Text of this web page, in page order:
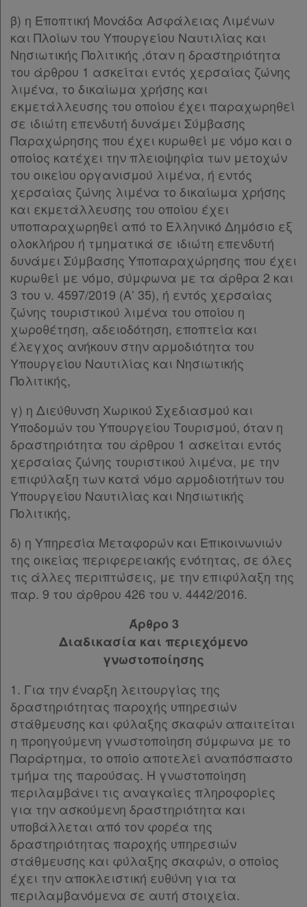
β) η Εποπτική Μονάδα Ασφάλειας Λιμένων
και Πλοίων του Υπουργείου Ναυτιλίας και
Νησιωτικής Πολιτικής ,όταν η δραστηριότητα
του άρθρου 1 ασκείται εντός χερσαίας ζώνης
λιμένα, το δικαίωμα χρήσης και
εκμετάλλευσης του οποίου έχει παραχωρηθεί
σε ιδιώτη επενδυτή δυνάμει Σύμβασης
Παραχώρησης που έχει κυρωθεί με νόμο και ο
οποίος κατέχει την πλειοψηφία των μετοχών
του οικείου οργανισμού λιμένα, ή εντός
χερσαίας ζώνης λιμένα το δικαίωμα χρήσης
και εκμετάλλευσης του οποίου έχει
υποπαραχωρηθεί από το Ελληνικό Δημόσιο εξ
ολοκλήρου ή τμηματικά σε ιδιώτη επενδυτή
δυνάμει Σύμβασης Υποπαραχώρησης που έχει
κυρωθεί με νόμο, σύμφωνα με τα άρθρα 2 και
3 του ν. 4597/2019 (Α’ 35), ή εντός χερσαίας
ζώνης τουριστικού λιμένα του οποίου η
χωροθέτηση, αδειοδότηση, εποπτεία και
έλεγχος ανήκουν στην αρμοδιότητα του
Υπουργείου Ναυτιλίας και Νησιωτικής
Πολιτικής,
γ) η Διεύθυνση Χωρικού Σχεδιασμού και
Υποδομών του Υπουργείου Τουρισμού, όταν η
δραστηριότητα του άρθρου 1 ασκείται εντός
χερσαίας ζώνης τουριστικού λιμένα, με την
επιφύλαξη των κατά νόμο αρμοδιοτήτων του
Υπουργείου Ναυτιλίας και Νησιωτικής
Πολιτικής,
δ) η Υπηρεσία Μεταφορών και Επικοινωνιών
της οικείας περιφερειακής ενότητας, σε όλες
τις άλλες περιπτώσεις, με την επιφύλαξη της
παρ. 9 του άρθρου 426 του ν. 4442/2016.
Άρθρο 3
Διαδικασία και περιεχόμενο
γνωστοποίησης
1. Για την έναρξη λειτουργίας της
δραστηριότητας παροχής υπηρεσιών
στάθμευσης και φύλαξης σκαφών απαιτείται
η προηγούμενη γνωστοποίηση σύμφωνα με το
Παράρτημα, το οποίο αποτελεί αναπόσπαστο
τμήμα της παρούσας. Η γνωστοποίηση
περιλαμβάνει τις αναγκαίες πληροφορίες
για την ασκούμενη δραστηριότητα και
υποβάλλεται από τον φορέα της
δραστηριότητας παροχής υπηρεσιών
στάθμευσης και φύλαξης σκαφών, ο οποίος
έχει την αποκλειστική ευθύνη για τα
περιλαμβανόμενα σε αυτή στοιχεία.